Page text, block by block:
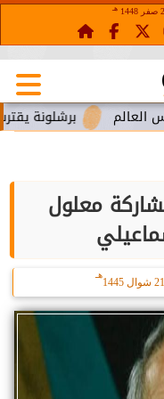
هـ
برشلونة يقترب من
معلول
21 شوال 1445
هـ